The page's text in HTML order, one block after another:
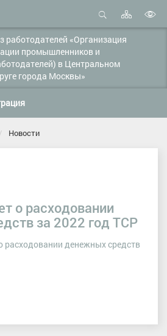
Открыть
поиск
Карта
сайта
работодателей «Организация
промышленников и
в Центральном
города Москвы»
Новости
о расходовании
за 2022 год ТСР
денежных средств